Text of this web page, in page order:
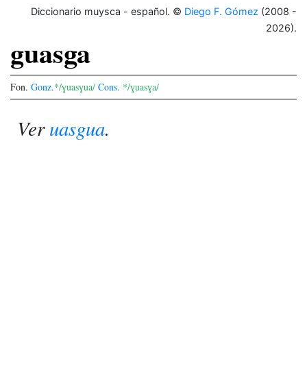
Diccionario muysca - español. © Diego F. Gómez (2008 -
2026).
guasga
Fon. Gonz.*/ɣuasɣua/ Cons. */ɣuasɣa/
Veruasgua.